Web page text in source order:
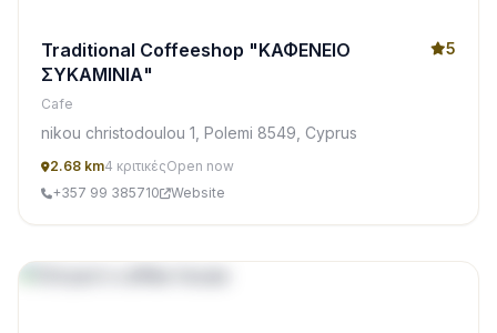
Traditional Coffeeshop "ΚΑΦΕΝΕΙΟ
ΣΥΚΑΜΙΝΙΑ"
5
Cafe
nikou christodoulou 1, Polemi 8549, Cyprus
2.68 km4 κριτικέςOpen now
+357 99 385710
Website